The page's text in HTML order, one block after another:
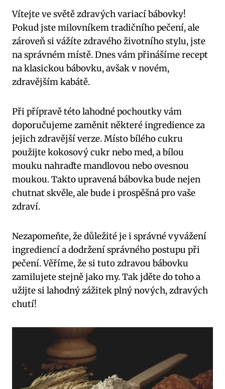
Vítejte ve světě zdravých variací bábovky!
Pokud jste milovníkem tradičního pečení, ale
zároveň si vážíte zdravého životního stylu, jste
na správném místě. Dnes vám přinášíme recept
na klasickou bábovku, avšak v novém,
zdravějším kabátě.
Při přípravě této lahodné pochoutky vám
doporučujeme zaměnit některé ingredience za
jejich zdravější verze. Místo bílého cukru
použijte kokosový cukr nebo med, a bílou
mouku nahraďte mandlovou nebo ovesnou
moukou. Takto upravená bábovka bude nejen
chutnat skvěle, ale bude i prospěšná pro vaše
zdraví.
Nezapomeňte, že důležité je i správné vyvážení
ingrediencí a dodržení správného postupu při
pečení. Věříme, že si tuto zdravou bábovku
zamilujete stejně jako my. Tak jděte do toho a
užijte si lahodný zážitek plný nových, zdravých
chutí!